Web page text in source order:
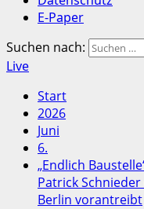
E-Paper
Suchen nach:
Live
Start
2026
Juni
6.
„Endlich
Patrick
Berlin vorantreibt